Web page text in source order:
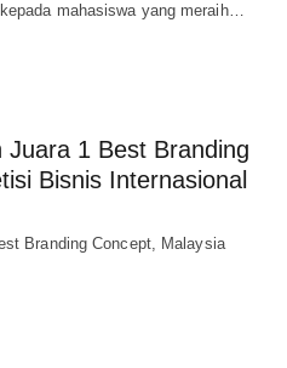
mahasiswa yang meraih…
Juara 1 Best Branding
Bisnis Internasional
Branding Concept, Malaysia